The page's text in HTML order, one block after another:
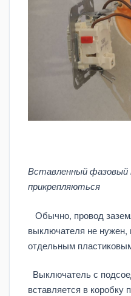
Вставленный фазовый
прикрепляються
Обычно, провод
выключателя не нужен,
отдельным
Выключатель с
вставляется в коробку